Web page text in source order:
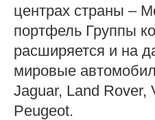
центрах страны –
портфель Группы
расширяется и на
мировые
Jaguar, Land Rover,
Peugeot.